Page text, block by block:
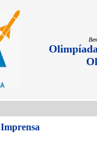
Imprensa